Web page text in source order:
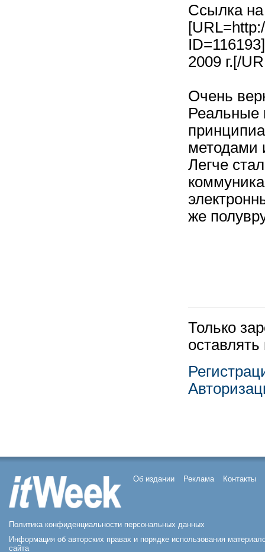
Ссылка
2009 г.[/
Очень
Реальные
методами
Легче
же
Только
Об издании Реклама Контакты
Политика конфиденциальности персональных данных
Информация об авторских правах и порядке использования
сайта